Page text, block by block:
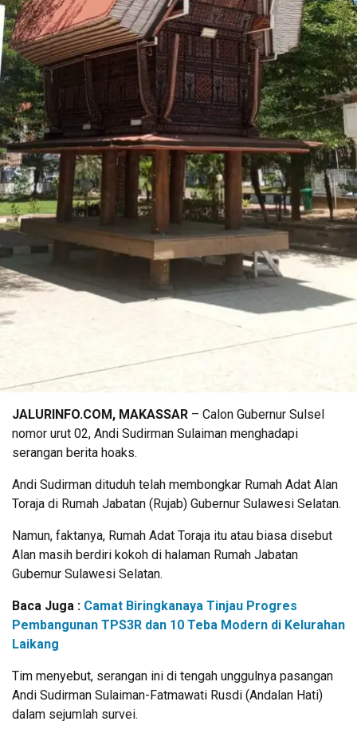
JALURINFO.COM, MAKASSAR – Calon Gubernur Sulsel
nomor urut 02, Andi Sudirman Sulaiman menghadapi
serangan berita hoaks.
Andi Sudirman dituduh telah membongkar Rumah Adat Alan
Toraja di Rumah Jabatan (Rujab) Gubernur Sulawesi Selatan.
Namun, faktanya, Rumah Adat Toraja itu atau biasa disebut
Alan masih berdiri kokoh di halaman Rumah Jabatan
Gubernur Sulawesi Selatan.
Baca Juga : Camat Biringkanaya Tinjau Progres
Pembangunan TPS3R dan 10 Teba Modern di Kelurahan
Laikang
Tim menyebut, serangan ini di tengah unggulnya pasangan
Andi Sudirman Sulaiman-Fatmawati Rusdi (Andalan Hati)
dalam sejumlah survei.